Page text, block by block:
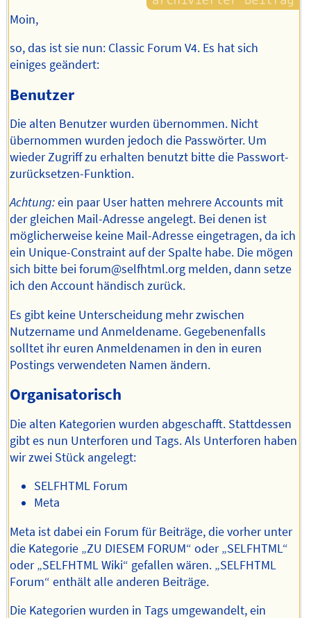
Moin,
so, das ist sie nun: Classic Forum V4. Es hat sich
einiges geändert:
Benutzer
Die alten Benutzer wurden übernommen. Nicht
übernommen wurden jedoch die Passwörter. Um
wieder Zugriff zu erhalten benutzt bitte die Passwort-
zurücksetzen-Funktion.
Achtung:ein paar User hatten mehrere Accounts mit
der gleichen Mail-Adresse angelegt. Bei denen ist
möglicherweise keine Mail-Adresse eingetragen, da ich
ein Unique-Constraint auf der Spalte habe. Die mögen
sich bitte bei forum@selfhtml.org melden, dann setze
ich den Account händisch zurück.
Es gibt keine Unterscheidung mehr zwischen
Nutzername und Anmeldename. Gegebenenfalls
solltet ihr euren Anmeldenamen in den in euren
Postings verwendeten Namen ändern.
Organisatorisch
Die alten Kategorien wurden abgeschafft. Stattdessen
gibt es nun Unterforen und Tags. Als Unterforen haben
wir zwei Stück angelegt:
SELFHTML Forum
Meta
Meta ist dabei ein Forum für Beiträge, die vorher unter
die Kategorie „ZU DIESEM FORUM“ oder „SELFHTML“
oder „SELFHTML Wiki“ gefallen wären. „SELFHTML
Forum“ enthält alle anderen Beiträge.
Die Kategorien wurden in Tags umgewandelt, ein